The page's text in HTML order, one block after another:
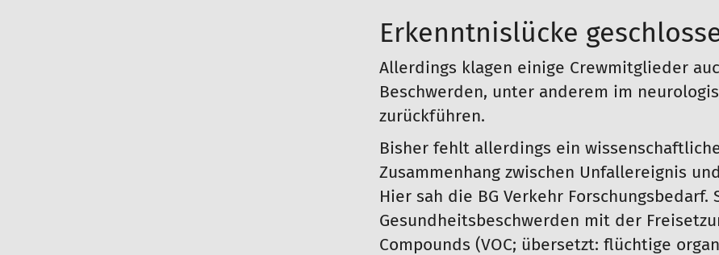
Erkenntnislücke
Allerdings klagen einige Crewmitglieder
Beschwerden, unter anderem im
zurückführen.
Bisher fehlt allerdings ein
Zusammenhang zwischen Unfallereignis
Hier sah die BG Verkehr
Gesundheitsbeschwerden mit der
Compounds (VOC; übersetzt: flüchtige